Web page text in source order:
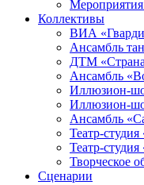
Коллективы
ВИА
Ансамбль
ДТМ
Ансамбль
Иллюзион-
Иллюзион-
Ансамбль
Театр-
Театр-
Творческое
Сценарии